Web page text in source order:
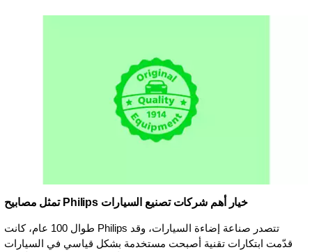
تمثل مصابيح Philips خيار أهم شركات تصنيع السيارات
طوال 100 عام، كانت Philips تتصدر صناعة إضاءة السيارات، وقد
قدّمت ابتكارات تقنية أصبحت مستخدمة بشكل قياسي في السيارات